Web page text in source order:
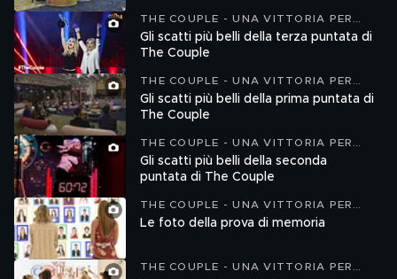
THE COUPLE - UNA VITTORIA PER
DUE
Gli scatti più belli della terza puntata di
The Couple
THE COUPLE - UNA VITTORIA PER
DUE
Gli scatti più belli della prima puntata di
The Couple
THE COUPLE - UNA VITTORIA PER
DUE
Gli scatti più belli della seconda
puntata di The Couple
THE COUPLE - UNA VITTORIA PER
DUE
Le foto della prova di memoria
THE COUPLE - UNA VITTORIA PER